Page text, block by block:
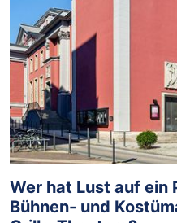
Wer hat Lust auf ein
Bühnen- und